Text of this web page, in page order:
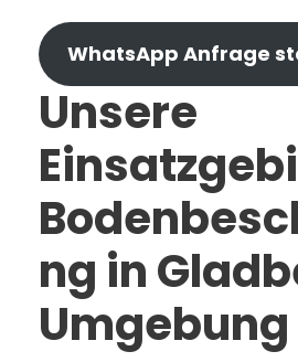
WhatsApp Anfrage
Unsere
ng in
Umgebung